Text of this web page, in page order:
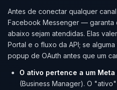
Antes de conectar qualquer
Facebook Messenger — garanta
abaixo sejam atendidas. Elas
Portal e o fluxo da API; se
popup de OAuth antes que um
O ativo pertence a um
(Business Manager). O